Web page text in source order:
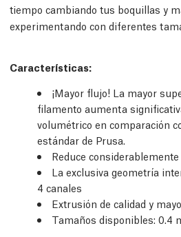
tiempo cambiando tus boquillas y
experimentando con diferentes
Características:
¡Mayor flujo! La mayor
filamento aumenta
volumétrico en comparación
estándar de Prusa.
Reduce
La exclusiva geometría
4 canales
Extrusión de calidad y
Tamaños disponibles: 0.4